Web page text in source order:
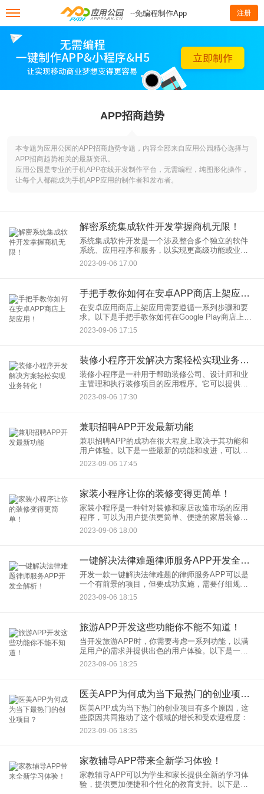
--免编程制作App 注册
APP招商趋势
本专题为应用公园的APP招商趋势专题，内容全部来自应用公园精心选择与
APP招商趋势相关的最新资讯。
应用公园是专业的手机APP在线开发制作平台，无需编程，纯图形化操作，
让每个人都能成为手机APP应用的制作者和发布者。
解密系统集成软件开发掌握商机无限！
系统集成软件开发是一个涉及整合多个独立的软件
系统、应用程序和服务，以实现更高级功能或业务
目标的过程。这种软件开发的技能在当今数字化和
互联网时代非常重要，可以帮助企业解决复杂的业
2023-09-06 17:00
手把手教你如何在安卓APP商店上架应用！
在安卓应用商店上架应用需要遵循一系列步骤和要
求。以下是手把手教你如何在Google Play商店上架
安卓应用的简要指南：
2023-09-06 17:15
装修小程序开发解决方案轻松实现业务转化！
装修小程序是一种用于帮助装修公司、设计师和业
主管理和执行装修项目的应用程序。它可以提供多
种解决方案，以轻松实现业务转化。以下是装修小
程序开发解决方案的关键方面：
2023-09-06 17:30
兼职招聘APP开发最新功能
兼职招聘APP的成功在很大程度上取决于其功能和
用户体验。以下是一些最新的功能和改进，可以帮
助你的兼职招聘APP保持竞争力：
2023-09-06 17:45
家装小程序让你的装修变得更简单！
家装小程序是一种针对装修和家居改造市场的应用
程序，可以为用户提供更简单、便捷的家居装修体
验。以下是家装小程序可以实现的一些功能和优
势，使装修变得更加简单：
2023-09-06 18:00
一键解决法律难题律师服务APP开发全解析！
开发一款一键解决法律难题的律师服务APP可以是
一个有前景的项目，但要成功实施，需要仔细规划
和执行。以下是一个全解析的开发过程：
2023-09-06 18:15
旅游APP开发这些功能你不能不知道！
当开发旅游APP时，你需要考虑一系列功能，以满
足用户的需求并提供出色的用户体验。以下是一些
重要的功能，你不能忽视的：
2023-09-06 18:25
医美APP为何成为当下最热门的创业项目？
医美APP成为当下热门的创业项目有多个原因，这
些原因共同推动了这个领域的增长和受欢迎程度：
2023-09-06 18:35
家教辅导APP带来全新学习体验！
家教辅导APP可以为学生和家长提供全新的学习体
验，提供更加便捷和个性化的教育支持。以下是一